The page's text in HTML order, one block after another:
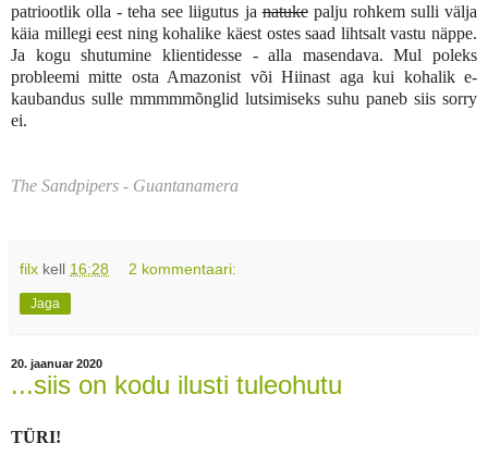
patriootlik olla - teha see liigutus janatukepalju rohkem sulli välja
käia millegi eest ning kohalike käest ostes saad lihtsalt vastu näppe.
Ja kogu shutumine klientidesse - alla masendava. Mul poleks
probleemi mitte osta Amazonist või Hiinast aga kui kohalik e-
kaubandus sulle mmmmmõnglid lutsimiseks suhu paneb siis sorry
ei.
The Sandpipers - Guantanamera
filx kell 16:28 2 kommentaari:
Jaga
20. jaanuar 2020
...siis on kodu ilusti tuleohutu
TÜRI!